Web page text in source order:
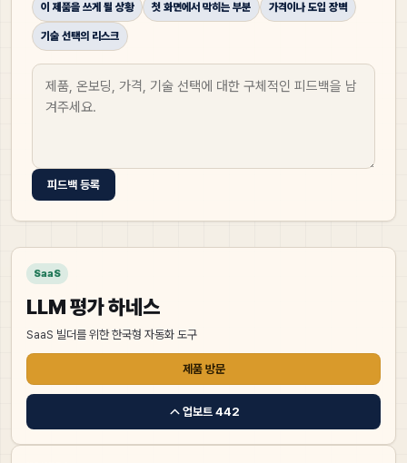
이 제품을 쓰게 될 상황 첫 화면에서 막히는 부분 가격이나 도입 장벽
기술 선택의 리스크
피드백 등록
SaaS
LLM 평가 하네스
SaaS 빌더를 위한 한국형 자동화 도구
제품 방문
업보트 442